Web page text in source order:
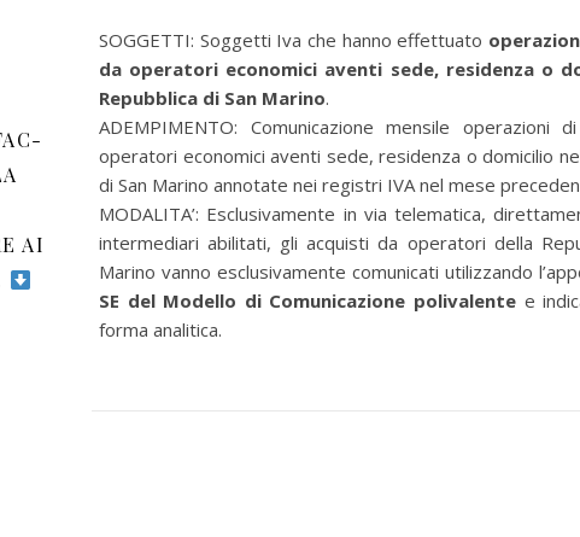
AI
SOGGETTI: Soggetti Iva che hanno effettuato
da operatori economici aventi sede, residenza o
Repubblica di San Marino.
ADEMPIMENTO: Comunicazione mensile operazioni
operatori economici aventi sede, residenza o domicilio
di San Marino annotate nei registri IVA nel mese
MODALITA’: Esclusivamente in via telematica,
intermediari abilitati, gli acquisti da operatori della
Marino vanno esclusivamente comunicati utilizzando
SE del Modello di Comunicazione polivalente e
forma analitica.